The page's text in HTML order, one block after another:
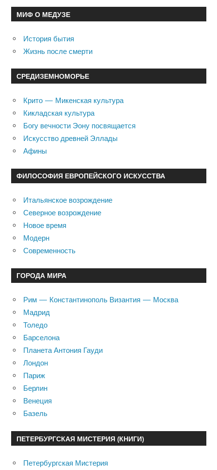
МИФ О МЕДУЗЕ
История бытия
Жизнь после смерти
СРЕДИЗЕМНОМОРЬЕ
Крито — Микенская культура
Кикладская культура
Богу вечности Эону посвящается
Искусство древней Эллады
Афины
ФИЛОСОФИЯ ЕВРОПЕЙСКОГО ИСКУССТВА
Итальянское возрождение
Северное возрождение
Новое время
Модерн
Современность
ГОРОДА МИРА
Рим — Константинополь Византия — Москва
Мадрид
Толедо
Барселона
Планета Антония Гауди
Лондон
Париж
Берлин
Венеция
Базель
ПЕТЕРБУРГСКАЯ МИСТЕРИЯ (КНИГИ)
Петербургская Мистерия